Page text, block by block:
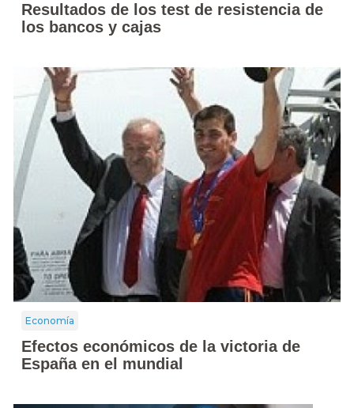
Resultados de los test de resistencia de
los bancos y cajas
Economía
Efectos económicos de la victoria de
España en el mundial